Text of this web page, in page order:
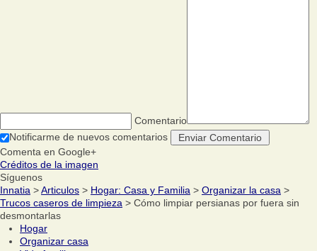
Comentario
Notificarme de nuevos comentarios
Comenta en Google+
Créditos de la imagen
Síguenos
Innatia >Articulos > Hogar: Casa y Familia > Organizar la casa >
Trucos caseros de limpieza > Cómo limpiar persianas por fuera sin
desmontarlas
Hogar
Organizar casa